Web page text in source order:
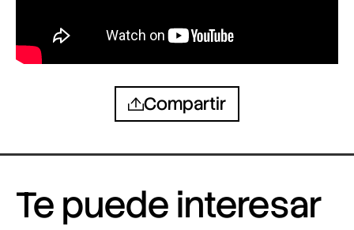
Compartir
Te puede interesar